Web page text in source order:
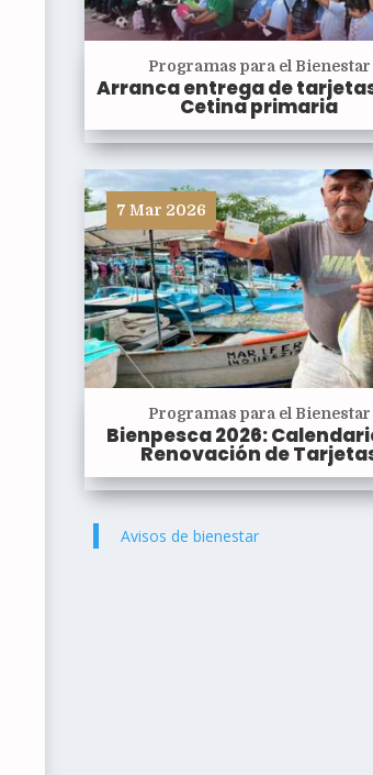
Programas para el Bienestar
Arranca entrega de
Cetina primaria
7 Mar 2026
Programas para el Bienestar
Bienpesca 2026:
Renovación de
Avisos de bienestar